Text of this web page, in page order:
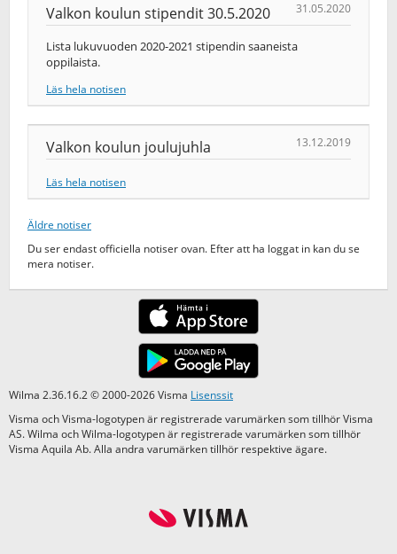
Valkon koulun stipendit 30.5.2020 31.05.2020
Lista lukuvuoden 2020-2021 stipendin saaneista
oppilaista.
Läs hela notisen
Valkon koulun joulujuhla 13.12.2019
Läs hela notisen
Äldre notiser
Du ser endast officiella notiser ovan. Efter att ha loggat in kan du se
mera notiser.
Wilma 2.36.16.2 © 2000-2026 Visma Lisenssit
Visma och Visma-logotypen är registrerade varumärken som tillhör Visma
AS. Wilma och Wilma-logotypen är registrerade varumärken som tillhör
Visma Aquila Ab. Alla andra varumärken tillhör respektive ägare.